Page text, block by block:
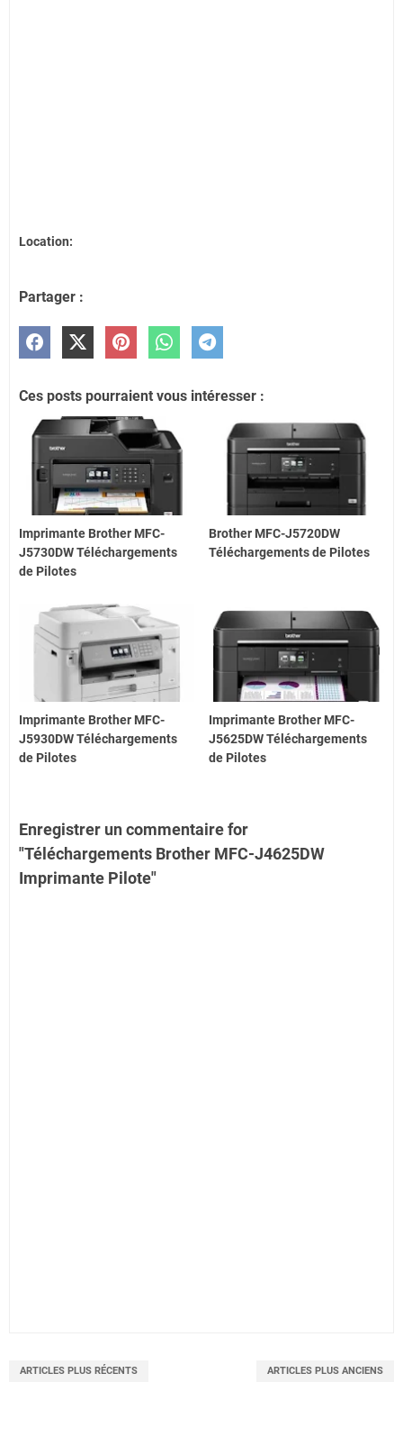
Location:
Partager :
Ces posts pourraient vous intéresser :
Imprimante Brother MFC-
J5730DW Téléchargements
de Pilotes
Brother MFC-J5720DW
Téléchargements de Pilotes
Imprimante Brother MFC-
J5930DW Téléchargements
de Pilotes
Imprimante Brother MFC-
J5625DW Téléchargements
de Pilotes
Enregistrer un commentaire for
"Téléchargements Brother MFC-J4625DW
Imprimante Pilote"
ARTICLES PLUS RÉCENTS ARTICLES PLUS ANCIENS